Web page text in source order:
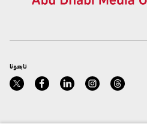
تابعونا